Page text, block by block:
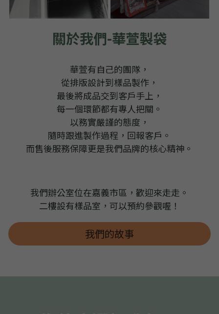
關於我們-華萱製袋
華萱有自己的團隊，
從排版設計到樣品製作，
最後將成品交到客戶手上，
每一個環節都有專人把關。
以務實嚴謹的態度，
隨時跟進製作過程，回報客戶。
而售後服務保障更是我們品牌的核心精神。
我們辦公室位在嘉義市區，歡迎來走走。
二樓設有樣品室，可以預約參觀喔！
我們的故事